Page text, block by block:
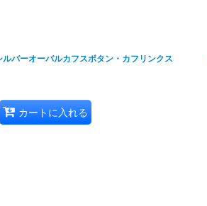
バーオーバルカフスボタン・カフリンクス
カートに入れる